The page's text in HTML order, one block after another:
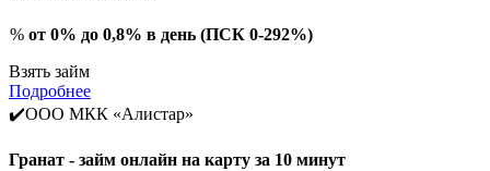
% от 0% до 0,8% в день (ПСК 0-292%)
Взять займ
Подробнее
✔️ООО МКК «Алистар»
Гранат - займ онлайн на карту за 10 минут